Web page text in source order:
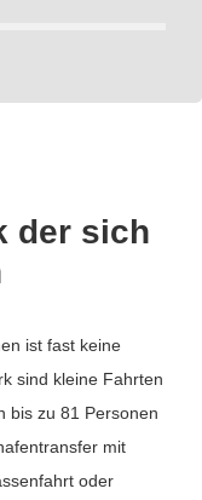
der sich
ist fast keine
sind kleine Fahrten
bis zu 81 Personen
mit
oder